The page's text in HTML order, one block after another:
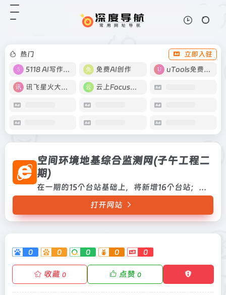
热门
立即入驻
5118 AI写作工具
免费AI创作 uTools免费工具箱
讯飞星火大模型 云上Focus接码
空间环境地基综合监测网(子午工程二
期)
在一期的15个台站基础上，将新增16个台站；升级和改造31个台站的观测室及配套设施；研制和购置27类157台监测设备，其中包括自主研制8类大型重点设备；升级改造数据通信系统和科学应用系统在一期的15个台站基础上，将新增16个台站；升级和改造31个台站的观测室及配套设施；研制和购置27类157台监测设备，其中包括自主研制8类大型重点设备；升...
打开网站
0 0 0 0 0
收藏 0 点赞 0
空间环境地基综合监测网(子午工程二期)
个台站；升级和改造31个台站的观测
室及配套设施；研制和购置27类157
大型重点设备；升级改造...